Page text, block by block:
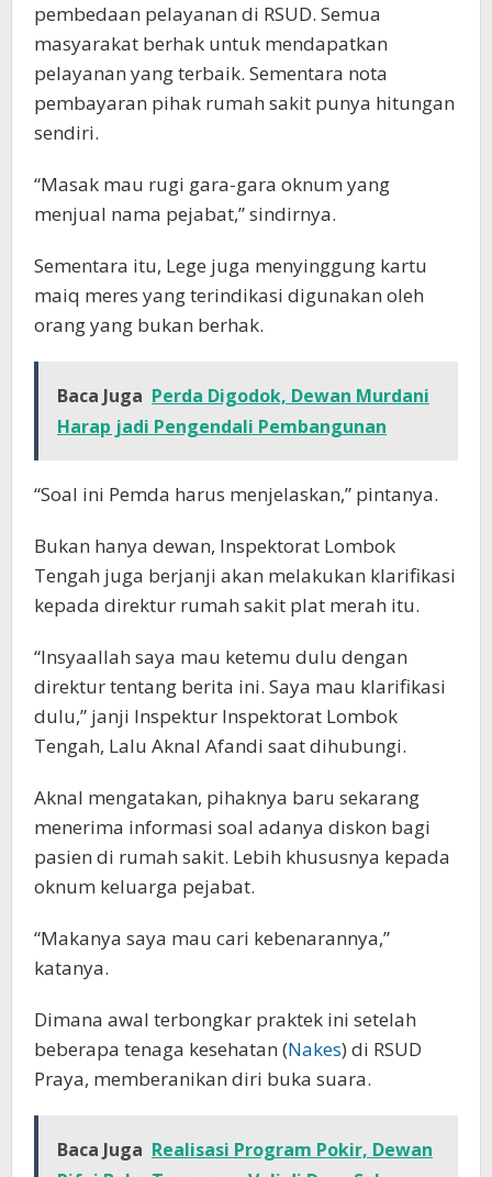
pembedaan pelayanan di RSUD. Semua
masyarakat berhak untuk mendapatkan
pelayanan yang terbaik. Sementara nota
pembayaran pihak rumah sakit punya hitungan
sendiri.
“Masak mau rugi gara-gara oknum yang
menjual nama pejabat,” sindirnya.
Sementara itu, Lege juga menyinggung kartu
maiq meres yang terindikasi digunakan oleh
orang yang bukan berhak.
Baca Juga Perda Digodok, Dewan Murdani
Harap jadi Pengendali Pembangunan
“Soal ini Pemda harus menjelaskan,” pintanya.
Bukan hanya dewan, Inspektorat Lombok
Tengah juga berjanji akan melakukan klarifikasi
kepada direktur rumah sakit plat merah itu.
“Insyaallah saya mau ketemu dulu dengan
direktur tentang berita ini. Saya mau klarifikasi
dulu,” janji Inspektur Inspektorat Lombok
Tengah, Lalu Aknal Afandi saat dihubungi.
Aknal mengatakan, pihaknya baru sekarang
menerima informasi soal adanya diskon bagi
pasien di rumah sakit. Lebih khususnya kepada
oknum keluarga pejabat.
“Makanya saya mau cari kebenarannya,”
katanya.
Dimana awal terbongkar praktek ini setelah
beberapa tenaga kesehatan (Nakes) di RSUD
Praya, memberanikan diri buka suara.
Baca Juga Realisasi Program Pokir, Dewan